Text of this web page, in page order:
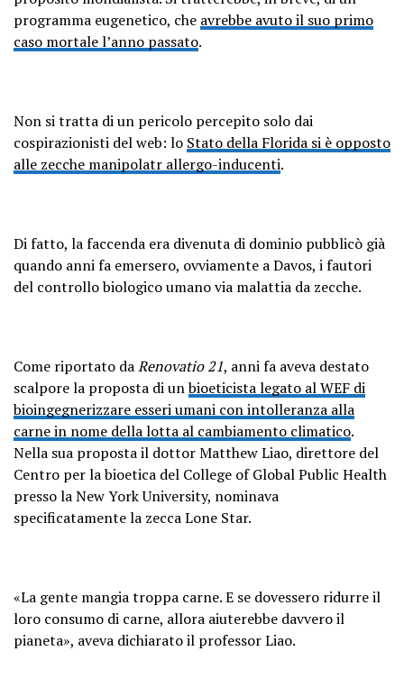
programma eugenetico, che avrebbe avuto il suo primo
caso mortale l’anno passato.
Non si tratta di un pericolo percepito solo dai
cospirazionisti del web: lo Stato della Florida si è opposto
alle zecche manipolatr allergo-inducenti.
Di fatto, la faccenda era divenuta di dominio pubblicò già
quando anni fa emersero, ovviamente a Davos, i fautori
del controllo biologico umano via malattia da zecche.
Come riportato daRenovatio 21, anni fa aveva destato
scalpore la proposta di unbioeticista legato al WEF di
bioingegnerizzare esseri umani con intolleranza alla
carne in nome della lotta al cambiamento climatico.
Nella sua proposta il dottor Matthew Liao, direttore del
Centro per la bioetica del College of Global Public Health
presso la New York University, nominava
specificatamente la zecca Lone Star.
«La gente mangia troppa carne. E se dovessero ridurre il
loro consumo di carne, allora aiuterebbe davvero il
pianeta», aveva dichiarato il professor Liao.